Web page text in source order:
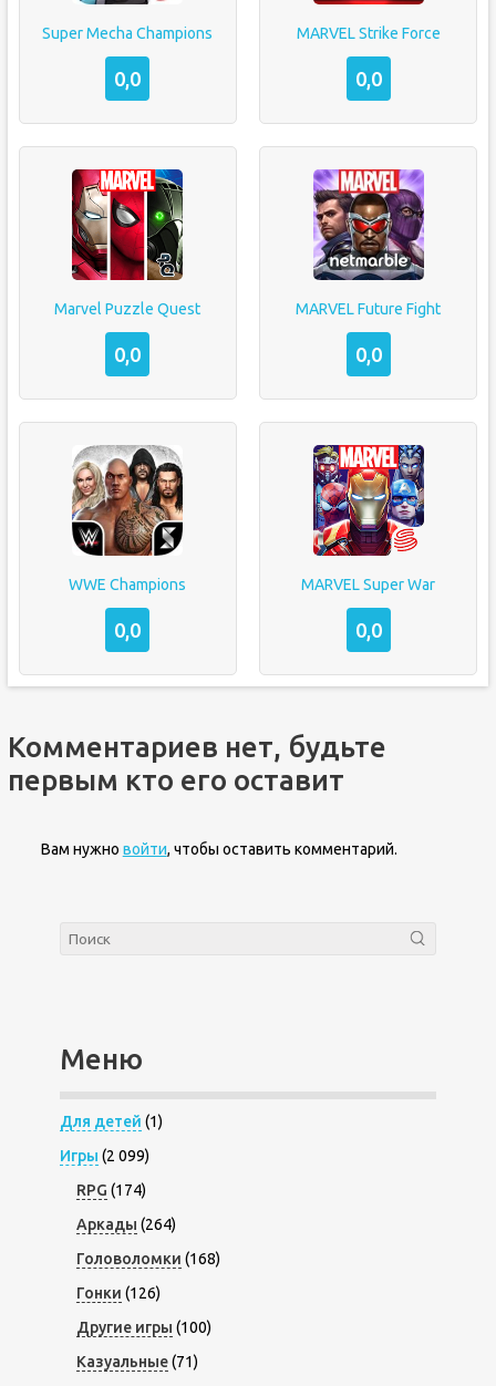
Super Mecha Champions
0,0
MARVEL Strike Force
0,0
Marvel Puzzle Quest
0,0
MARVEL Future Fight
0,0
WWE Champions
0,0
MARVEL Super War
0,0
Комментариев нет, будьте
первым кто его оставит
Вам нужно войти, чтобы оставить комментарий.
Меню
Для детей (1)
Игры (2 099)
RPG (174)
Аркады (264)
Головоломки (168)
Гонки (126)
Другие игры (100)
Казуальные(71)